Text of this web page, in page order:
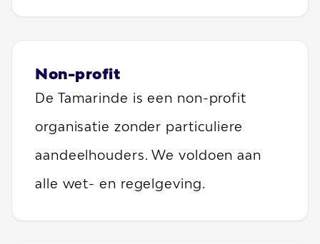
Non-profit
De Tamarinde is een non-profit
organisatie zonder particuliere
aandeelhouders. We voldoen aan
alle wet- en regelgeving.